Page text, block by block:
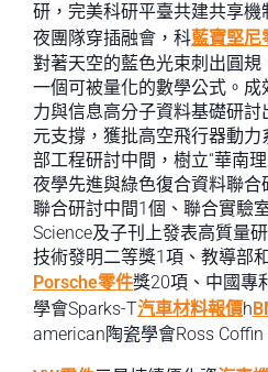
研，完美科研平臺共建共享機
夜團隊穿插融會，科藍寶堅尼
對著天空的藍色光束刺出圓規
一個可被量化的數學公式。
力與信息高分子資料基礎研
元支撐，獲批高空飛行器動
部工程研討中間，樹立“華南
夜學先進與綠色復合資料聯合
聯合研討中間1個、聯合實驗
Science及子刊上發表高質量
技術發明二等獎1項、教導部
Porsche零件獎20項、中國專
學會Sparks-T汽車材料報價h
american陶瓷學會Ross Coffin